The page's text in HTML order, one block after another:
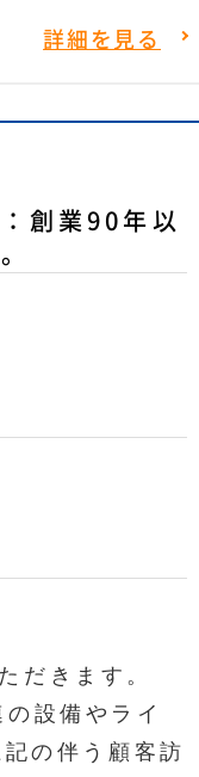
詳細を見る
創業90年以
だきます。
設備やライ
の伴う顧客訪